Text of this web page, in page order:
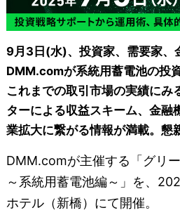
9月3日(水)、投資家、需要家、
DMM.comが系統用蓄電池の投
これまでの取引市場の実績にみ
ターによる収益スキーム、金融
業拡大に繋がる情報が満載。懇
DMM.comが主催する「グリ
～系統用蓄電池編～」を、
ホテル（新橋）にて開催。